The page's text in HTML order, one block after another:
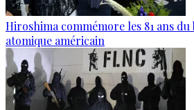
Hiroshima commémore les 81 ans
atomique américain